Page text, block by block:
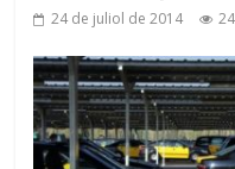
24 de juliol de 2014